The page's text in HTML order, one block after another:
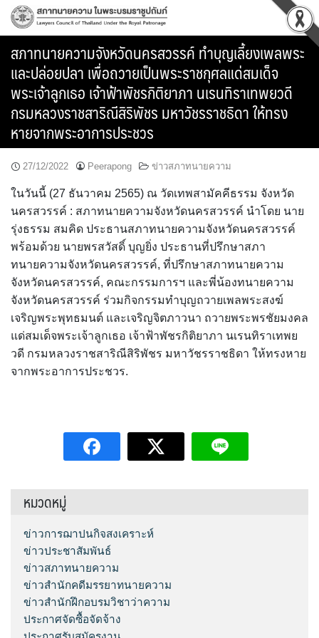
Skip
สภาทนายความจังหวัดนครสวรรค์ ทำบุญเลี้ยงเพลพระ
และปล่อยปลา เพื่อถวายเป็นพระราชกุศลแด่สมเด็จ
พระเจ้าลูกเธอ เจ้าฟ้าพัชรกิติยาภา นเรนทิราเทพยวดี
กรมหลวงราชสาริณีสิริพัชร มหาวัชรราชธิดา ให้ทรง
หายจากพระอาการประชวร
27/12/2022 Peerapong ข่าวสภาทนายความ
ในวันนี้ (27 ธันวาคม 2565) ณ วัดเทพสามัคคีธรรม จังหวัด
นครสวรรค์ : สภาทนายความจังหวัดนครสวรรค์ นำโดย นาย
รุ่งธรรม สมคิด ประธานสภาทนายความจังหวัดนครสวรรค์
พร้อมด้วย นายพรสวัสดิ์ บุญยิ่ง ประธานที่ปรึกษาสภา
ทนายความจังหวัดนครสวรรค์, ที่ปรึกษาสภาทนายความ
จังหวัดนครสวรรค์, คณะกรรมการฯ และพี่น้องทนายความ
จังหวัดนครสวรรค์ ร่วมกิจกรรมทำบุญถวายเพลพระสงฆ์
เจริญพระพุทธมนต์ และเจริญจิตภาวนา ถวายพระพรชัยมงคล
แด่สมเด็จพระเจ้าลูกเธอ เจ้าฟ้าพัชรกิติยาภา นเรนทิราเทพย
วดี กรมหลวงราชสาริณีสิริพัชร มหาวัชรราชธิดา ให้ทรงหาย
จากพระอาการประชวร.
หมวดหมู่
ข่าวการฌาปนกิจสงเคราะห์
ข่าวประชาสัมพันธ์
ข่าวสภาทนายความ
ข่าวสำนักคดีมรรยาทนายความ
ข่าวสำนักฝึกอบรมวิชาว่าความ
ประกาศจัดซื้อจัดจ้าง